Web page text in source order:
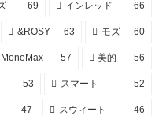
69 インレッド 66
&ROSY 63 モズ 60
MonoMax 57 美的 56
53 スマート 52
47 スウィート 46